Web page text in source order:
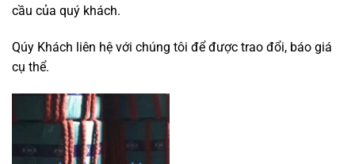
cầu của quý khách.
Qúy Khách liên hệ với chúng tôi để được trao đổi, báo giá
cụ thể.